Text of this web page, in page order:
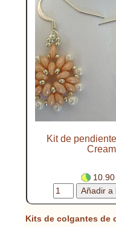
Kit de
Cream
Kits de colgantes de